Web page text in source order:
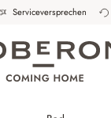
Serviceversprechen